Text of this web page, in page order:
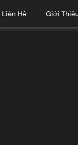
Liên Hệ Giới